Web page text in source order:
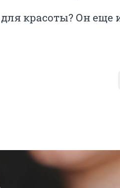
красоты? Он еще